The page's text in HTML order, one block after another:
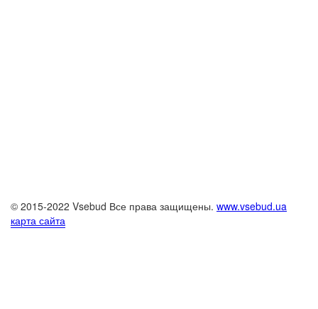
© 2015-2022 Vsebud Все права защищены. www.vsebud.ua
карта сайта